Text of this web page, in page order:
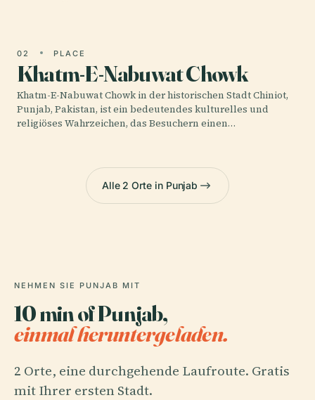
02 PLACE
Khatm-E-Nabuwat Chowk
Khatm-E-Nabuwat Chowk in der historischen Stadt Chiniot,
Punjab, Pakistan, ist ein bedeutendes kulturelles und
religiöses Wahrzeichen, das Besuchern einen…
Alle 2 Orte in Punjab
NEHMEN SIE PUNJAB MIT
10 min of Punjab,
einmal heruntergeladen.
2 Orte, eine durchgehende Laufroute. Gratis
mit Ihrer ersten Stadt.